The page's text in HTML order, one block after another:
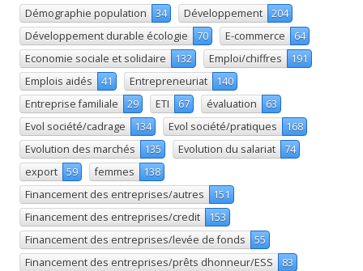
Démographie population
34 Développement
204
Développement durable écologie
70 E-commerce
64
Economie sociale et solidaire
132 Emploi/chiffres
191
Emplois aidés
41 Entrepreneuriat
140
Entreprise familiale
29 ETI 67 évaluation
63
Evol société/cadrage
134 Evol société/pratiques
168
Evolution des marchés
135 Evolution du salariat
74
export
59 femmes
138
Financement des entreprises/autres
151
Financement des entreprises/credit
153
Financement des entreprises/levée de fonds
55
Financement des entreprises/prêts dhonneur/ESS
83